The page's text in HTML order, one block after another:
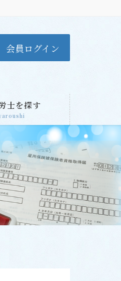
会員ログイン
士を探す